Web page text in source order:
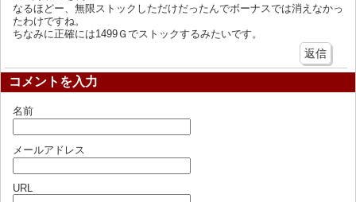
なるほどー、無限ストックしただけだったんでボーナスでは消えなかっ
たわけですね。
ちなみに正確には1499Ｇでストックするみたいです。
返信
コメントを入力
名前
メールアドレス
URL